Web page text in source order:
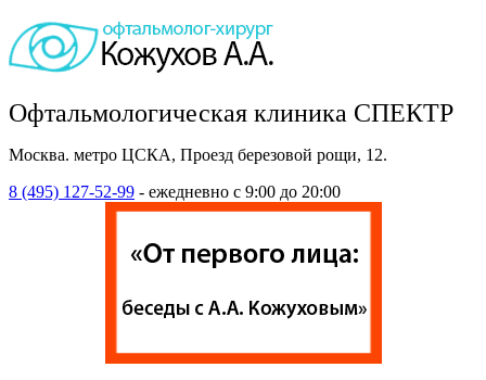
Офтальмологическая клиника СПЕКТР
Москва. метро ЦСКА, Проезд березовой рощи, 12.
8 (495) 127-52-99 - ежедневно с 9:00 до 20:00